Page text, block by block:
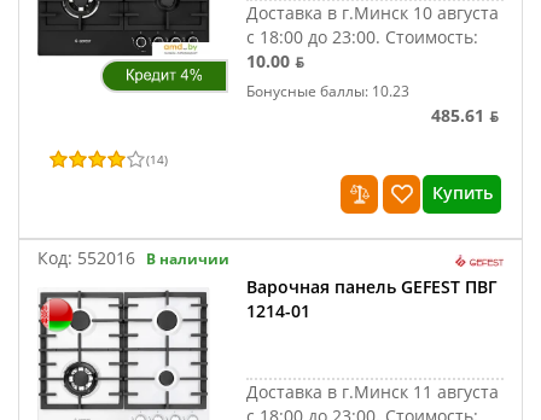
Доставка в г.Минск 10 августа
с 18:00 до 23:00. Стоимость:
10.00 ƃ
Бонусные баллы: 10.23
485.61 ƃ
(14)
Купить
Код: 552016 В наличии
Варочная панель GEFEST ПВГ
1214-01
Доставка в г.Минск 11 августа